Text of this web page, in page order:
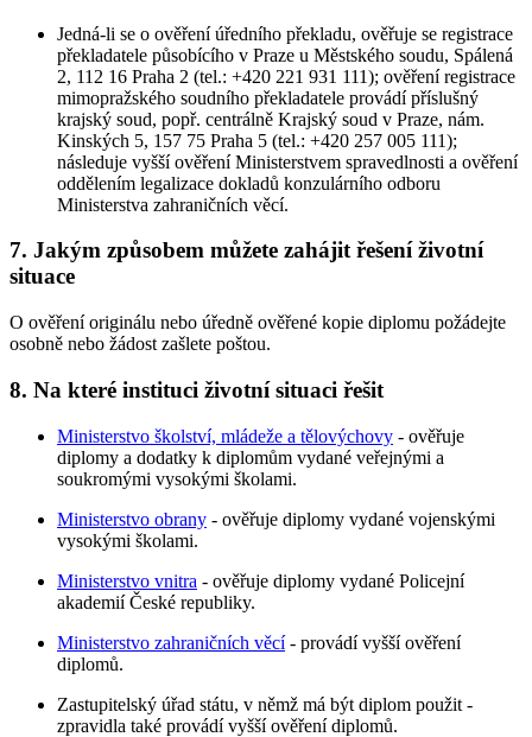
Jedná-li se o ověření úředního překladu, ověřuje se registrace
překladatele působícího v Praze u Městského soudu, Spálená
2, 112 16 Praha 2 (tel.: +420 221 931 111); ověření registrace
mimopražského soudního překladatele provádí příslušný
krajský soud, popř. centrálně Krajský soud v Praze, nám.
Kinských 5, 157 75 Praha 5 (tel.: +420 257 005 111);
následuje vyšší ověření Ministerstvem spravedlnosti a ověření
oddělením legalizace dokladů konzulárního odboru
Ministerstva zahraničních věcí.
7. Jakým způsobem můžete zahájit řešení životní
situace
O ověření originálu nebo úředně ověřené kopie diplomu požádejte
osobně nebo žádost zašlete poštou.
8. Na které instituci životní situaci řešit
Ministerstvo školství, mládeže a tělovýchovy - ověřuje
diplomy a dodatky k diplomům vydané veřejnými a
soukromými vysokými školami.
Ministerstvo obrany - ověřuje diplomy vydané vojenskými
vysokými školami.
Ministerstvo vnitra - ověřuje diplomy vydané Policejní
akademií České republiky.
Ministerstvo zahraničních věcí- provádí vyšší ověření
diplomů.
Zastupitelský úřad státu, v němž má být diplom použit -
zpravidla také provádí vyšší ověření diplomů.